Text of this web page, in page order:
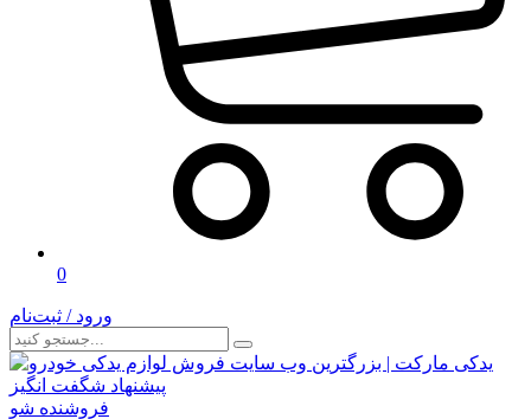
0
ورود / ثبت‌نام
پیشنهاد شگفت انگیز
فروشنده شو